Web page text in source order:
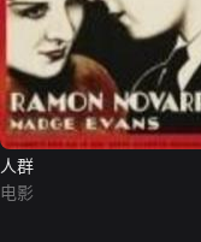
人群
电影